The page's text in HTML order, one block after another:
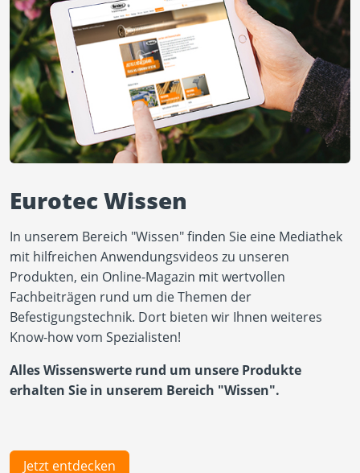
Eurotec Wissen
In unserem Bereich "Wissen" finden Sie eine Mediathek
mit hilfreichen Anwendungsvideos zu unseren
Produkten, ein Online-Magazin mit wertvollen
Fachbeiträgen rund um die Themen der
Befestigungstechnik. Dort bieten wir Ihnen weiteres
Know-how vom Spezialisten!
Alles Wissenswerte rund um unsere Produkte
erhalten Sie in unserem Bereich "Wissen".
Jetzt entdecken